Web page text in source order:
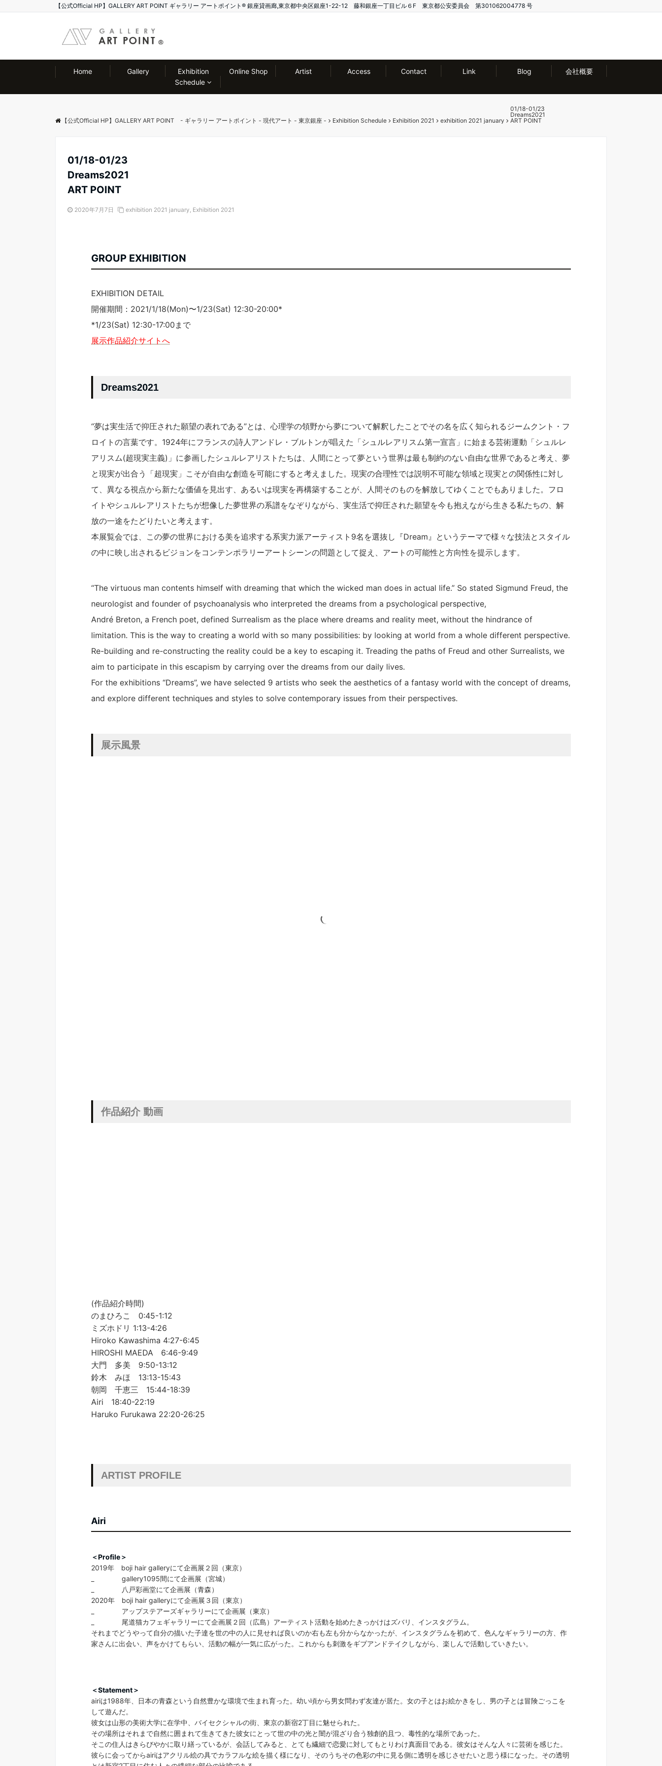
【公式Official HP】GALLERY ART POINT ギャラリー アートポイント®️ 銀座貸画廊,東京都中央区銀座1-22-12 藤和銀座一丁目ビル６F 東京都公安委員会 第301062004778 号
Home Gallery
Exhibition
Schedule
Online Shop Artist Access Contact Link Blog 会社概要
【公式Official HP】GALLERY ART POINT - ギャラリー アートポイント - 現代アート - 東京銀座 - Exhibition Schedule Exhibition 2021 exhibition 2021 january
01/18-01/23
Dreams2021
ART POINT
01/18-01/23
Dreams2021
ART POINT
2020年7月7日 exhibition 2021 january, Exhibition 2021
GROUP EXHIBITION
EXHIBITION DETAIL
開催期間：2021/1/18(Mon)〜1/23(Sat) 12:30-20:00*
*1/23(Sat) 12:30-17:00まで
展示作品紹介サイトへ
Dreams2021
“夢は実生活で抑圧された願望の表れである”とは、心理学の領野から夢について解釈したことでその名を広く知られるジームクント・フ
ロイトの言葉です。1924年にフランスの詩人アンドレ・ブルトンが唱えた「シュルレアリスム第一宣言」に始まる芸術運動「シュルレ
アリスム(超現実主義)」に参画したシュルレアリストたちは、人間にとって夢という世界は最も制約のない自由な世界であると考え、夢
と現実が出合う「超現実」こそが自由な創造を可能にすると考えました。現実の合理性では説明不可能な領域と現実との関係性に対し
て、異なる視点から新たな価値を見出す、あるいは現実を再構築することが、人間そのものを解放してゆくことでもありました。フロ
イトやシュルレアリストたちが想像した夢世界の系譜をなぞりながら、実生活で抑圧された願望を今も抱えながら生きる私たちの、解
放の一途をたどりたいと考えます。
本展覧会では、この夢の世界における美を追求する系実力派アーティスト9名を選抜し『Dream』というテーマで様々な技法とスタイル
の中に映し出されるビジョンをコンテンポラリーアートシーンの問題として捉え、アートの可能性と方向性を提示します。
“The virtuous man contents himself with dreaming that which the wicked man does in actual life.” So stated Sigmund Freud, the
neurologist and founder of psychoanalysis who interpreted the dreams from a psychological perspective,
André Breton, a French poet, defined Surrealism as the place where dreams and reality meet, without the hindrance of
limitation. This is the way to creating a world with so many possibilities: by looking at world from a whole different perspective.
Re-building and re-constructing the reality could be a key to escaping it. Treading the paths of Freud and other Surrealists, we
aim to participate in this escapism by carrying over the dreams from our daily lives.
For the exhibitions “Dreams”, we have selected 9 artists who seek the aesthetics of a fantasy world with the concept of dreams,
and explore different techniques and styles to solve contemporary issues from their perspectives.
展示風景
作品紹介 動画
(作品紹介時間)
のまひろこ 0:45-1:12
ミズホドリ 1:13-4:26
Hiroko Kawashima 4:27-6:45
HIROSHI MAEDA 6:46-9:49
大門 多美 9:50-13:12
鈴木 みほ 13:13-15:43
朝岡 千恵三 15:44-18:39
Airi 18:40-22:19
Haruko Furukawa 22:20-26:25
ARTIST PROFILE
Airi
＜Profile＞
2019年 boji hair galleryにて企画展２回（東京）
_ gallery1095間にて企画展（宮城）
_ 八戸彩画堂にて企画展（青森）
2020年 boji hair galleryにて企画展３回（東京）
_ アップステアーズギャラリーにて企画展（東京）
_ 尾道猫カフェギャラリーにて企画展２回（広島）アーティスト活動を始めたきっかけはズバリ、インスタグラム。
それまでどうやって自分の描いた子達を世の中の人に見せれば良いのか右も左も分からなかったが、インスタグラムを初めて、色んなギャラリーの方、作
家さんに出会い、声をかけてもらい、活動の幅が一気に広がった。これからも刺激をギブアンドテイクしながら、楽しんで活動していきたい。
＜Statement＞
airiは1988年、日本の青森という自然豊かな環境で生まれ育った。幼い頃から男女問わず友達が居た。女の子とはお絵かきをし、男の子とは冒険ごっこを
して遊んだ。
彼女は山形の美術大学に在学中、バイセクシャルの街、東京の新宿2丁目に魅せられた。
その場所はそれまで自然に囲まれて生きてきた彼女にとって世の中の光と闇が混ざり合う独創的且つ、毒性的な場所であった。
そこの住人はきらびやかに取り繕っているが、会話してみると、とても繊細で恋愛に対してもとりわけ真面目である。彼女はそんな人々に芸術を感じた。
彼らに会ってからairiはアクリル絵の具でカラフルな絵を描く様になり、そのうちその色彩の中に見る側に透明を感じさせたいと思う様になった。その透明